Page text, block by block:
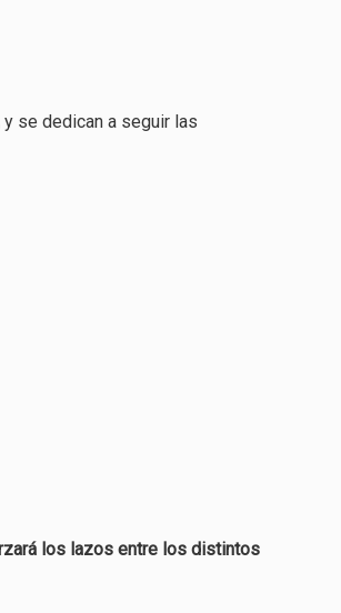
y se dedican a seguir las
los lazos entre los distintos